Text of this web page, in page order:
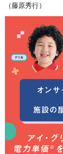
（藤原秀行）